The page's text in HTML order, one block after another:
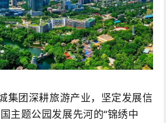
集团深耕旅游产业，坚定发展信
主题公园发展先河的“锦绣中